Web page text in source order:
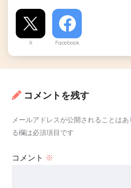
X Facebook
コメントを残す
メールアドレスが公開されることはあ
る欄は必須項目です
コメント ※